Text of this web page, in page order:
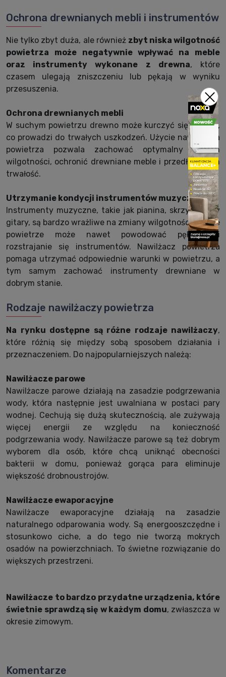
Ochrona drewnianych mebli i instrumentów
Nie tylko zbyt duża, ale również zbyt niska wilgotność
powietrza może negatywnie wpływać na meble
oraz instrumenty wykonane z drewna, które
czasem ulegają zniszczeniu lub pękają w wyniku
przesuszenia.
Ochrona drewnianych mebli
W suchym powietrzu drewno może kurczyć się i pękać,
co prowadzi do trwałych uszkodzeń. Użycie nawilżacza
powietrza pozwala zachować optymalny poziom
wilgotności, ochronić drewniane meble i przedłużyć ich
trwałość.
Utrzymanie kondycji instrumentów muzycznych
Instrumenty muzyczne, takie jak pianina, skrzypce czy
gitary, są bardzo wrażliwe na zmiany wilgotności. Suche
powietrze może nawet powodować pękanie i
rozstrajanie się instrumentów. Nawilżacz powietrza
pomaga utrzymać odpowiednie warunki w powietrzu, a
tym samym zachować instrumenty drewniane w
dobrym stanie.
Rodzaje nawilżaczy powietrza
Na rynku dostępne są różne rodzaje nawilżaczy,
które różnią się między sobą sposobem działania i
przeznaczeniem. Do najpopularniejszych należą:
Nawilżacze parowe
Nawilżacze parowe działają na zasadzie podgrzewania
wody, która następnie jest uwalniana w postaci pary
wodnej. Cechują się dużą skutecznością, ale zużywają
więcej energii ze względu na konieczność
podgrzewania wody. Nawilżacze parowe są też dobrym
wyborem dla osób, które chcą uniknąć obecności
bakterii w domu, ponieważ gorąca para eliminuje
większość drobnoustrojów.
Nawilżacze ewaporacyjne
Nawilżacze ewaporacyjne działają na zasadzie
naturalnego odparowania wody. Są energooszczędne i
stosunkowo ciche, a do tego nie tworzą mokrych
osadów na powierzchniach. To świetne rozwiązanie do
większych przestrzeni.
Nawilżacze to bardzo przydatne urządzenia, które
świetnie sprawdzą się w każdym domu, zwłaszcza w
okresie zimowym.
Komentarze